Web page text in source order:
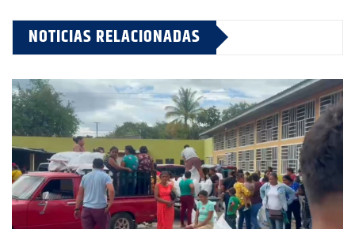
NOTICIAS RELACIONADAS